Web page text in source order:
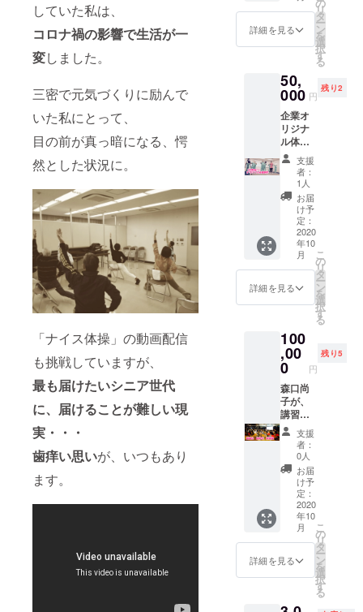
していた私は、
コロナ禍の影響で生活が一
変しました。
三密で元気づくりに励んで
いた私にとって、
目の前が真っ暗になる、愕
然とした状況に。
「ナイス体操」の動画配信
も挑戦していますが、
最も届けたいシニア世代
に、届けることが難しい現
実・・・
歯痒い思いが、いつもあり
ます。
イン体
操の候
にてお
送りい
たしま
す。
す。
の使用
方法の
は致し
かねま
す。
こちら
で選ば
せてい
了承く
ださ
い。 ※
対談の
日程
は、ク
ラウド
ファン
ディン
グ終了
後にこ
ちらか
ら候補
日をお
送りし
zoomの
使用方
じめご
自身で
ご確認
をおね
がいい
たしま
す。対
談の内
容は、
【備考
欄】に
てお知
らせく
ださ
い。
出や、
フィッ
タイツ
など）
どは、
対応で
きませ
ん。 ※
モデル
として
使用さ
れる写
真の確
認を致
しま
す。こ
ちら
で、使
供は致
しかね
ます。
に、御
社の
ホーム
ページ
のURL
をお送
りくだ
さい。
※プロ
ジェク
ト終了
後に、
対応で
きる日
す。 ・
「ナイ
ス体
枚を御
社宛に
お送り
いたし
ます。
（2020
年9月中
旬予
定） 体
操と体
操の間
に、
「今日
も元気
に、ナ
イス体
操！
りなが
ら、体
操を続
けてい
きま
しょ
う。
（仮）
」な
ど、森
口尚子
の短い
メッ
セージ
を挟み
ます。
その際
に、動
詳細を見る
の
リ
タ
ー
ン
を
選
択
す
る
50,
000 円
残り2
企業オ
リジナ
ル体操
制作！
出演、
体操指
導！ 60
分のコ
ンセプ
ト相談
をzoom
で行
なった
後、企
業向け
体操の
振付を
指導さ
せてい
ただき
ます。
【映像
提供
（スマ
ホ動
画）、
体操指
導60
分】 内
容は、
30秒か
ら2分程
度を想
定して
支援
者：
1人
お届
け予
定：
2020
年10
月
詳細を見る
こ
の
リ
タ
ー
ン
を
選
択
す
る
100
,00
0 円
残り5
森口尚
子が、
講習
会、研
修会を
行いま
す！
（60分
前後）
企業向
け、地
域向
け、団
体向
け、協
支援
者：
0人
お届
け予
定：
2020
年10
月
詳細を見る
こ
の
リ
タ
ー
ン
を
選
択
す
る